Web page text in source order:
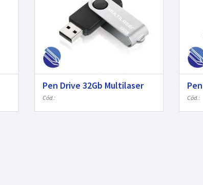
Pen Drive 32Gb Multilaser
Cód.: Cód.: